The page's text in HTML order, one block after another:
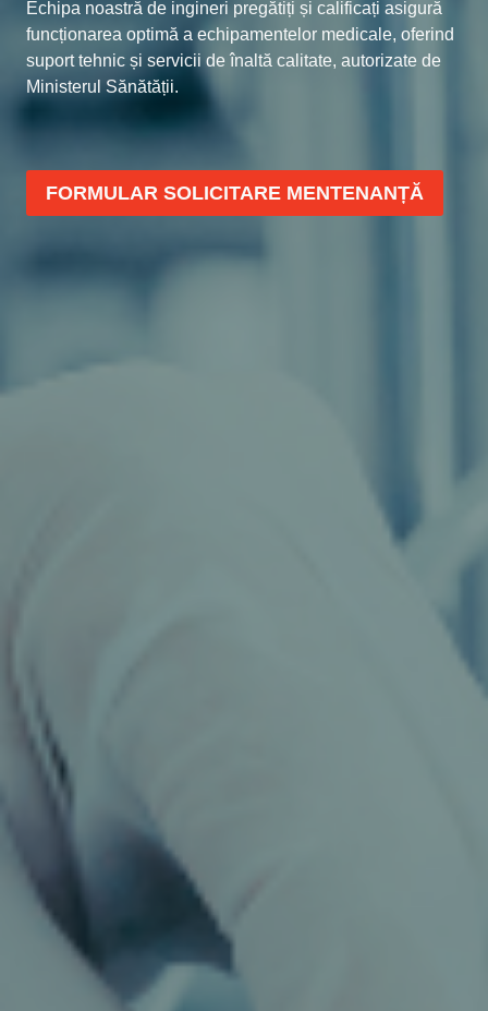
Echipa noastră de ingineri pregătiți și calificați asigură
funcționarea optimă a echipamentelor medicale, oferind
suport tehnic și servicii de înaltă calitate, autorizate de
Ministerul Sănătății.
FORMULAR SOLICITARE MENTENANȚĂ